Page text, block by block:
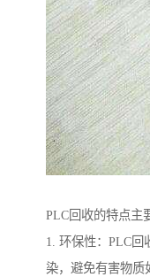
PLC回收的特点主
1. 环保性：PLC回
染，避免有害物质